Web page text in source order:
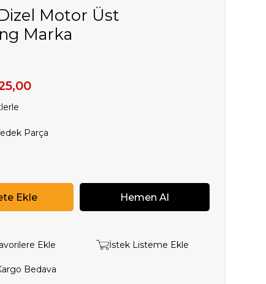
Motor Üst
Marka
Parça
Ekle
İstek Listeme Ekle
Bedava